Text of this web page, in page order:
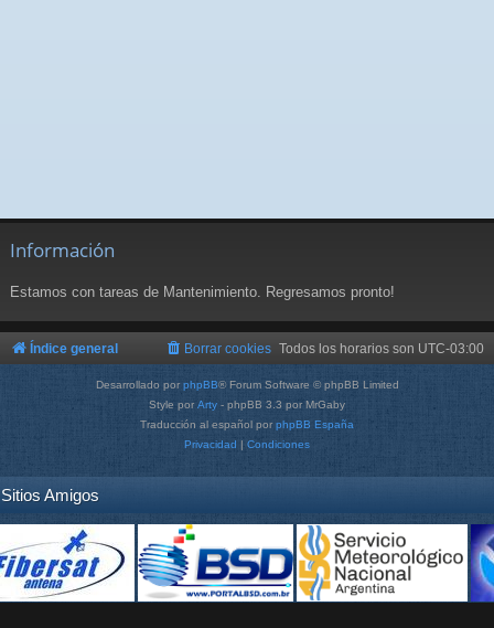
Información
Estamos con tareas de Mantenimiento. Regresamos pronto!
Índice general Todos los horarios son UTC-03:00
Borrar cookies
Desarrollado por phpBB® Forum Software © phpBB Limited
Style por Arty - phpBB 3.3 por MrGaby
Traducción al español por phpBB España
Privacidad | Condiciones
Sitios Amigos